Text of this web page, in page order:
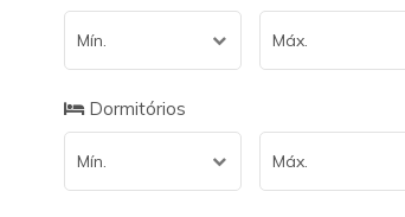
Mín. Máx.
Dormitórios
Mín. Máx.